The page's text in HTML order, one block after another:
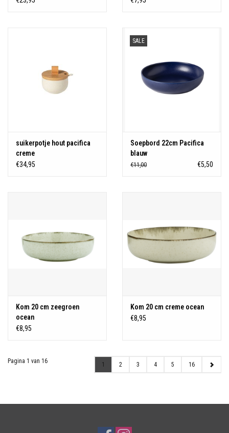
suikerpotje hout pacifica
creme
€34,95
SALE
Soepbord 22cm Pacifica
blauw
€11,00 €5,50
Kom 20 cm zeegroen
ocean
€8,95
Kom 20 cm creme ocean
€8,95
Pagina 1 van 16 1 2 3 4 5 16